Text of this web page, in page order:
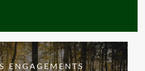
ENGAGEMENTS